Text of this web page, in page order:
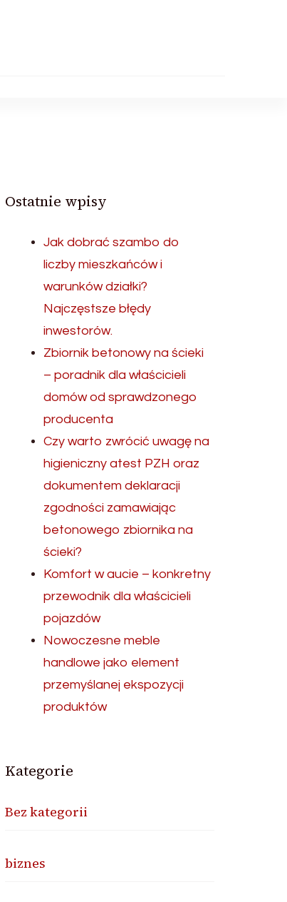
Ostatnie wpisy
Jak dobrać szambo do
liczby mieszkańców i
warunków działki?
Najczęstsze błędy
inwestorów.
Zbiornik betonowy na ścieki
– poradnik dla właścicieli
domów od sprawdzonego
producenta
Czy warto zwrócić uwagę na
higieniczny atest PZH oraz
dokumentem deklaracji
zgodności zamawiając
betonowego zbiornika na
ścieki?
Komfort w aucie – konkretny
przewodnik dla właścicieli
pojazdów
Nowoczesne meble
handlowe jako element
przemyślanej ekspozycji
produktów
Kategorie
Bez kategorii
biznes